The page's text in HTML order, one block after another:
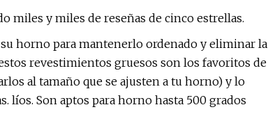
miles y miles de reseñas de cinco estrellas.
horno para mantenerlo ordenado y eliminar la
revestimientos gruesos son los favoritos de
al tamaño que se ajusten a tu horno) y lo
líos. Son aptos para horno hasta 500 grados